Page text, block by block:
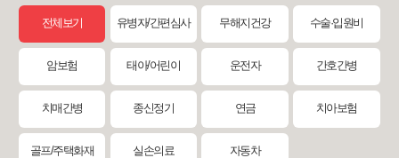
전체보기 유병자/간편심사 무해지건강 수술·입원비
암보험 태아/어린이 운전자 간호간병
치매간병 종신정기 연금 치아보험
골프/주택화재 실손의료 자동차